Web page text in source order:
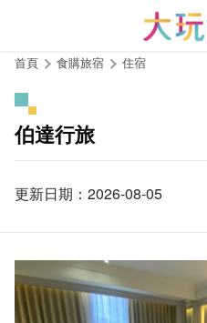
首頁 食購旅宿 住宿
伯達行旅
更新日期：2026-08-05